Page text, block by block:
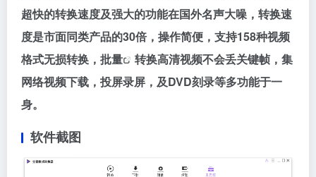
超快的转换速度及强大的功能在国外名声大噪，转换速
度是市面同类产品的30倍，操作简便，支持158种视频
格式无损转换， 批量
转换高清视频不会丢关键帧，集
网络视频下载，投屏录屏，及DVD刻录等多功能于一
身。
软件截图